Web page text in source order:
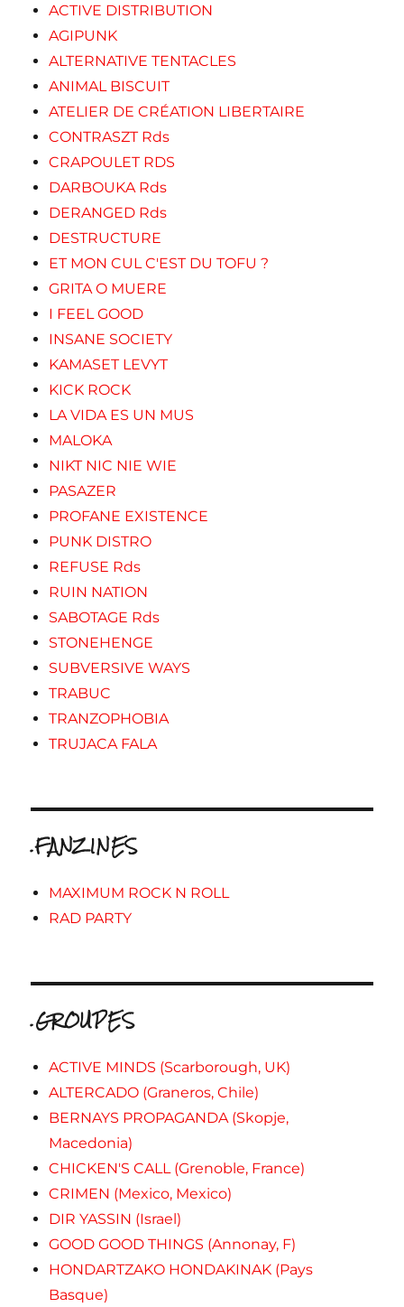
ACTIVE DISTRIBUTION
AGIPUNK
ALTERNATIVE TENTACLES
ANIMAL BISCUIT
ATELIER DE CRÉATION LIBERTAIRE
CONTRASZT Rds
CRAPOULET RDS
DARBOUKA Rds
DERANGED Rds
DESTRUCTURE
ET MON CUL C'EST DU TOFU ?
GRITA O MUERE
I FEEL GOOD
INSANE SOCIETY
KAMASET LEVYT
KICK ROCK
LA VIDA ES UN MUS
MALOKA
NIKT NIC NIE WIE
PASAZER
PROFANE EXISTENCE
PUNK DISTRO
REFUSE Rds
RUIN NATION
SABOTAGE Rds
STONEHENGE
SUBVERSIVE WAYS
TRABUC
TRANZOPHOBIA
TRUJACA FALA
.FANZINES
MAXIMUM ROCK N ROLL
RAD PARTY
.GROUPES
ACTIVE MINDS (Scarborough, UK)
ALTERCADO (Graneros, Chile)
BERNAYS PROPAGANDA (Skopje,
Macedonia)
CHICKEN'S CALL (Grenoble, France)
CRIMEN (Mexico, Mexico)
DIR YASSIN (Israel)
GOOD GOOD THINGS (Annonay, F)
HONDARTZAKO HONDAKINAK (Pays
Basque)